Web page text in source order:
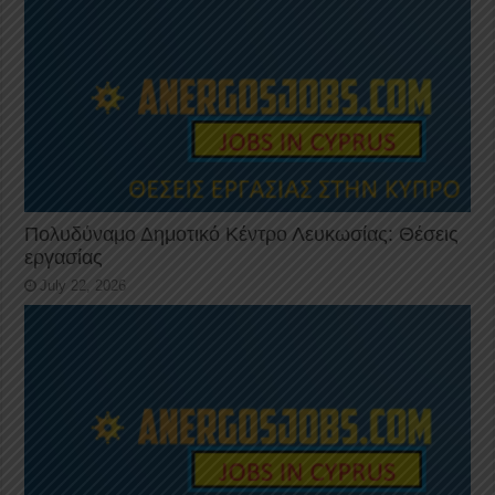
Πολυδύναμο Δημοτικό Κέντρο Λευκωσίας: Θέσεις
εργασίας
July 22, 2026